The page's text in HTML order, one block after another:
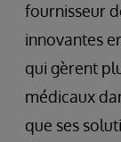
fournisseur
innovantes
qui gèrent
médicaux
que ses